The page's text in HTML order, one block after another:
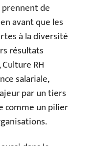
de
avant que les
à la diversité
résultats
RH
salariale,
par un tiers
comme un pilier